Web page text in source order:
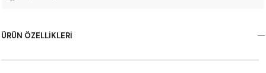
ÜRÜN ÖZELLIKLERI